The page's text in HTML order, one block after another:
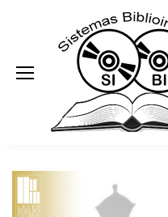
BIBLIOINFORMA
EDITORIALES
Agenda
Blog